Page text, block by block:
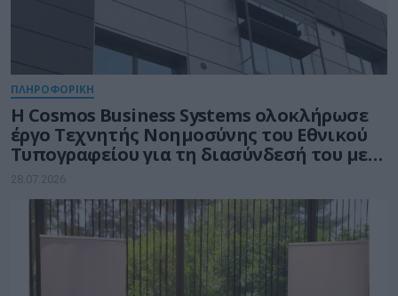
ΠΛΗΡΟΦΟΡΙΚΗ
Η Cosmos Business Systems ολοκλήρωσε
έργο Τεχνητής Νοημοσύνης του Εθνικού
Τυπογραφείου για τη διασύνδεσή του με
δημόσιους φορείς
28.07.2026